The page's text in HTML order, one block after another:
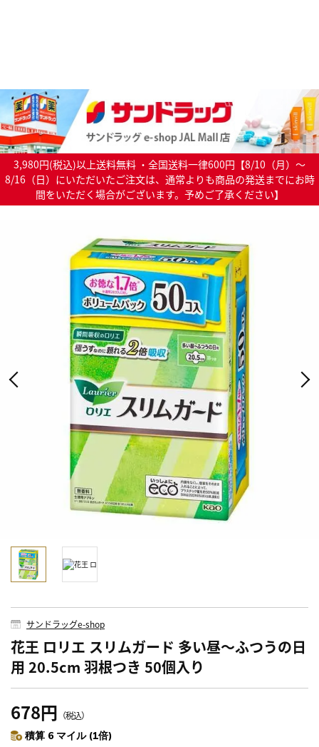
3,980円(税込)以上送料無料 ・全国送料一律600円【8/10（月）～
8/16（日）にいただいたご注文は、通常よりも商品の発送までにお時
間をいただく場合がございます。予めご了承ください】
サンドラッグe-shop
花王 ロリエ スリムガード 多い昼～ふつうの日
用 20.5cm 羽根つき 50個入り
678円 （税込）
積算 6 マイル (1倍)